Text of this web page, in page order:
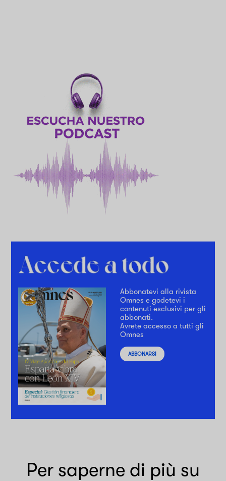
Abbonatevi alla rivista
Omnes e godetevi i
contenuti esclusivi per gli
abbonati.
Avrete accesso a tutti gli
Omnes
ABBONARSI
Per saperne di più su